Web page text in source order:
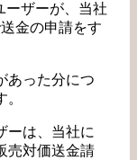
ーザーが、当社
金の申請をす
あった分につ
ーは、当社に
売対価送金請